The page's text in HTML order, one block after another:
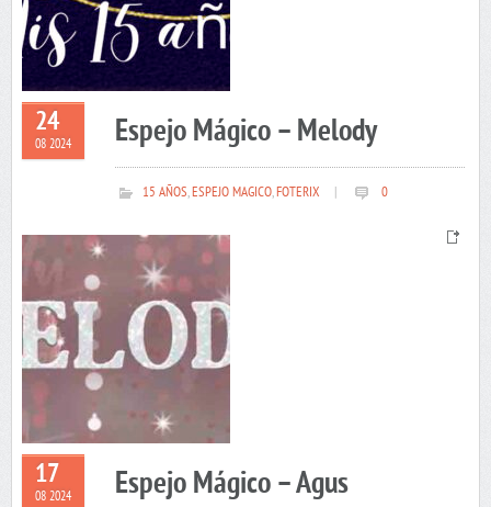
24
08 2024 Espejo Mágico – Melody
15 AÑOS,ESPEJO MAGICO,FOTERIX 0
17
08 2024 Espejo Mágico – Agus